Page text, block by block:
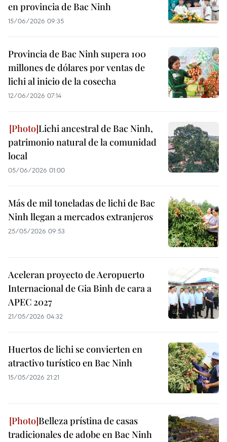
en provincia de Bac Ninh
15/06/2026 09:35
Provincia de Bac Ninh supera 100
millones de dólares por ventas de
lichi al inicio de la cosecha
12/06/2026 07:14
Lichi ancestral de Bac Ninh,
patrimonio natural de la comunidad
local
05/06/2026 01:00
Más de mil toneladas de lichi de Bac
Ninh llegan a mercados extranjeros
25/05/2026 09:53
Aceleran proyecto de Aeropuerto
Internacional de Gia Binh de cara a
APEC 2027
21/05/2026 04:32
Huertos de lichi se convierten en
atractivo turístico en Bac Ninh
15/05/2026 21:21
Belleza prístina de casas
tradicionales de adobe en Bac Ninh